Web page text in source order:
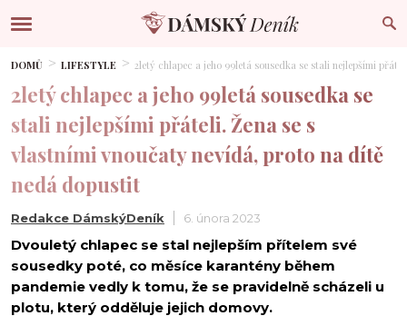
DOMŮ LIFESTYLE 2letý chlapec a jeho 99letá sousedka se stali nejlepšími
2letý chlapec a jeho 99letá sousedka se
stali nejlepšími přáteli. Žena se s
vlastními vnoučaty nevídá, proto na dítě
nedá dopustit
Redakce DámskýDeník 6. února 2023
Dvouletý chlapec se stal nejlepším přítelem své
sousedky poté, co měsíce karantény během
pandemie vedly k tomu, že se pravidelně scházeli u
plotu, který odděluje jejich domovy.